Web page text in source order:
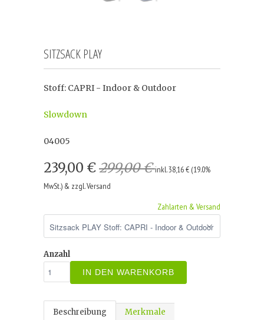
SITZSACK PLAY
Stoff: CAPRI - Indoor & Outdoor
Slowdown
04005
239,00 € 299,00 €inkl. 38,16 € (19.0%
MwSt.) & zzgl. Versand
Zahlarten & Versand
Anzahl
IN DEN WARENKORB
Beschreibung
Merkmale